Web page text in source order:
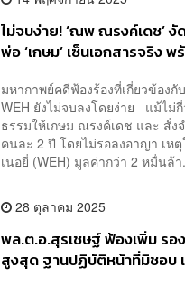
ไม่จบง่าย! ‘ณพ ณรงค์เดช’
พ่อ ‘เกษม’ เซ็นเอกสารจริง
มหากาพย์คดีฟ้องร้องที่เกี่ยวข้อง
WEH ยังไม่จบลงโดยง่าย แม้ไ
ธรรมให้เกษม ณรงค์เดช และ สั่
คนละ 2 ปี โดยไม่รอลงอาญา เห
เนอยี่ (WEH) มูลค่ากว่า 2 หมื่นล้า
28 ตุลาคม 2025
พล.ต.อ.สุรเชษฐ์ ฟ้องเพิ่ม ร
สูงสุด ฐานปฏิบัติหน้าที่มิชอบ